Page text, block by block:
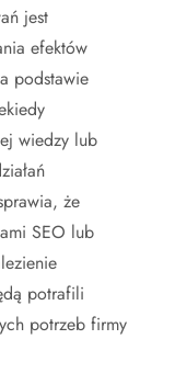
jest
efektów
podstawie
wiedzy lub
że
SEO lub
potrafili
potrzeb firmy